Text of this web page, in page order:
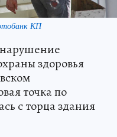
КП
здоровья
точка по
с торца здания